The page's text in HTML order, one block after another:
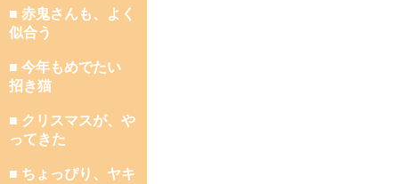
■ 赤鬼さんも、よく
似合う
■ 今年もめでたい
招き猫
■ クリスマスが、や
ってきた
■ ちょっぴり、ヤキ